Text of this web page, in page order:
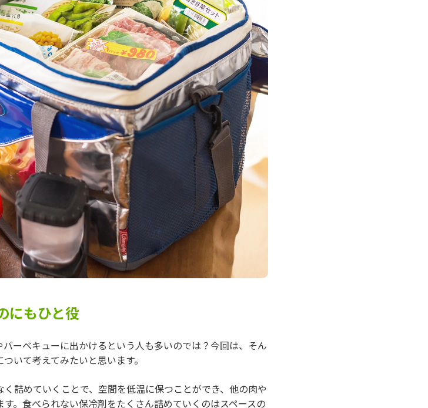
にもひと役
ーベキューに出かけるという人も多いのでは？今回は、そん
いて考えてみたいと思います。
詰めていくことで、空間を低温に保つことができ、他の肉や
。食べられない保冷剤をたくさん詰めていくのはスペースの